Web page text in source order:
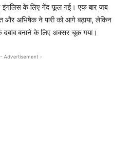
इंगलिस के लिए गेंद फूल गई। एक बार जब
और अभिषेक ने पारी को आगे बढ़ाया, लेकिन
बनाने के लिए अक्सर चूक गया।
- Advertisement -